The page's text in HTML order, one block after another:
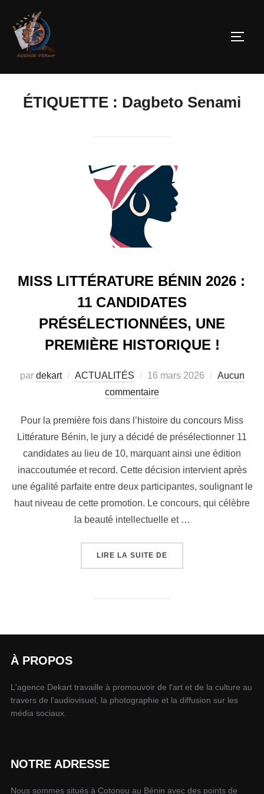
ÉTIQUETTE : Dagbeto Senami
MISS LITTÉRATURE BÉNIN 2026 :
11 CANDIDATES
PRÉSÉLECTIONNÉES, UNE
PREMIÈRE HISTORIQUE !
par dekart ACTUALITÉS 16 mars 2026
Aucun
commentaire
Pour la première fois dans l’histoire du concours Miss
Littérature Bénin, le jury a décidé de présélectionner 11
candidates au lieu de 10, marquant ainsi une édition
inaccoutumée et record. Cette décision intervient après
une égalité parfaite entre deux participantes, soulignant le
haut niveau de cette promotion. Le concours, qui célèbre
la beauté intellectuelle et …
LIRE LA SUITE DE
À PROPOS
L'agence Dekart travaille à promouvoir de l'art et de la culture au
travers de l'audiovisuel, la photographie et la diffusion sur les
média sociaux.
NOTRE ADRESSE
Nous sommes situés à Cotonou au Bénin avec des points de